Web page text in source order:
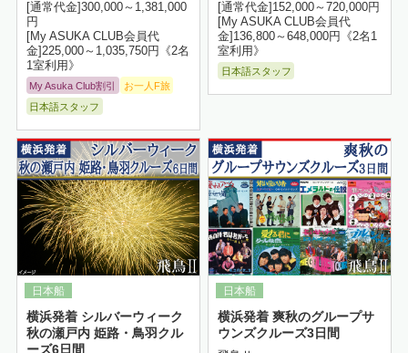
[通常代金]300,000～1,381,000
円
[My ASUKA CLUB会員代
金]225,000～1,035,750円《2名
1室利用》
My Asuka Club割引
お一人F旅
日本語スタッフ
[通常代金]152,000～720,000円
[My ASUKA CLUB会員代
金]136,800～648,000円《2名1
室利用》
日本語スタッフ
横浜発着 シルバーウィーク
秋の瀬戸内 姫路・鳥羽クル
ーズ6日間
横浜発着 爽秋のグループサ
ウンズクルーズ3日間
詳細はこちら